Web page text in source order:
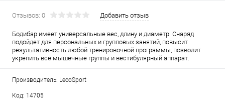
Отзывов: 0 Добавить отзыв
Бодибар имеет универсальные вес, длину и диаметр. Снаряд
подойдет для персональных и групповых занятий, повысит
результативность любой тренировочной программы, позволит
укрепить все мышечные группы и вестибулярный аппарат.
Производитель: LecoSport
Код: 14705